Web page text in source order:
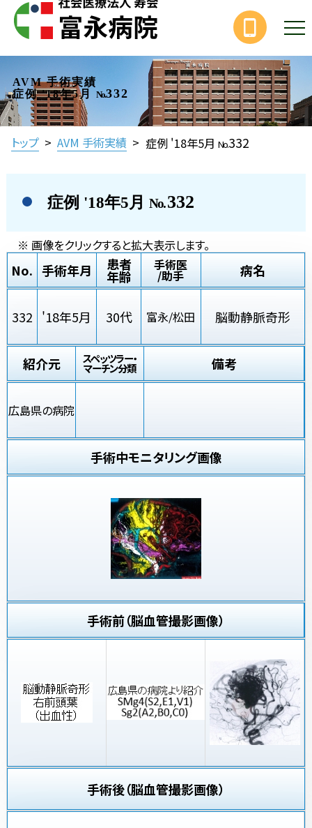
AVM 手術実績
症例 '18年5月
No.332
トップ > AVM 手術実績 > 症例 '18年5月 No.332
症例 '18年5月 No.332
※ 画像をクリックすると拡大表示します。
No. 手術年月 患者
年齢
手術医
/助手 病名
332 '18年5月 30代 富永/松田 脳動静脈奇形
紹介元 スペッツラー・
マーチン分類 備考
広島県の病院
手術中モニタリング画像
手術前（脳血管撮影画像）
手術後（脳血管撮影画像）